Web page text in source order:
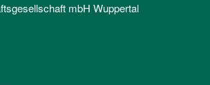
mbH Wuppertal